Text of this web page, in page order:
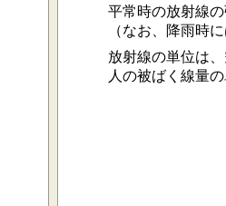
平常時の放射線の
（なお、降雨時に
放射線の単位は、
人の被ばく線量の